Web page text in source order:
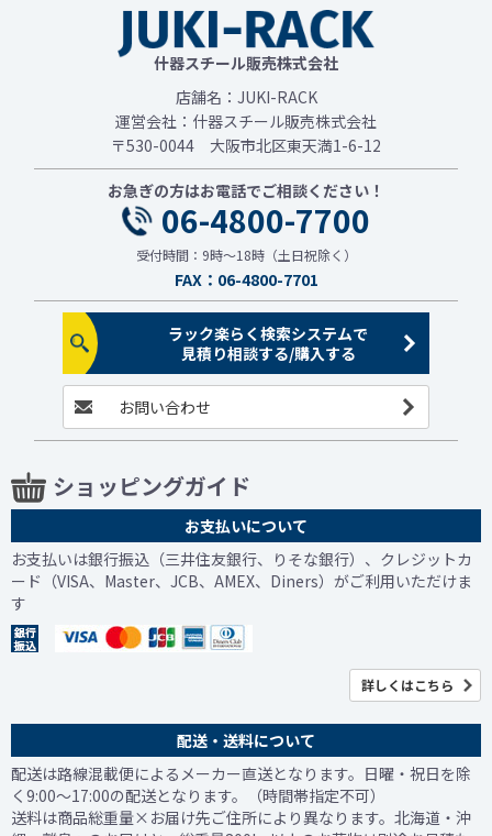
什器スチール販売株式会社
店舗名：JUKI-RACK
運営会社：什器スチール販売株式会社
〒530-0044 大阪市北区東天満1-6-12
お急ぎの方はお電話でご相談ください！
06-4800-7700
受付時間：9時～18時（土日祝除く）
FAX：06-4800-7701
ラック楽らく検索システムで
見積り相談する/購入する
お問い合わせ
ショッピングガイド
お支払いについて
お支払いは銀行振込（三井住友銀行、りそな銀行）、クレジットカ
ード（VISA、Master、JCB、AMEX、Diners）がご利用いただけま
す
詳しくはこちら
配送・送料について
配送は路線混載便によるメーカー直送となります。日曜・祝日を除
く9:00～17:00の配送となります。（時間帯指定不可）
送料は商品総重量×お届け先ご住所により異なります。北海道・沖